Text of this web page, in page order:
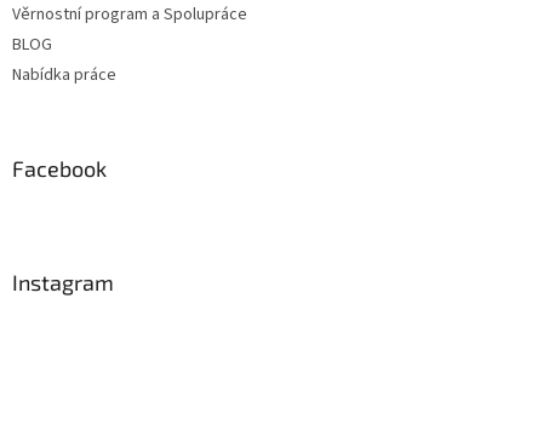
Věrnostní program a Spolupráce
BLOG
Nabídka práce
Facebook
Instagram